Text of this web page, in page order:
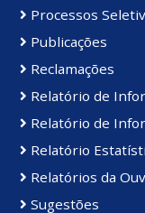
Processos
Publicações
Reclamações
Relatório de
Relatório de
Relatório
Relatórios da
Sugestões